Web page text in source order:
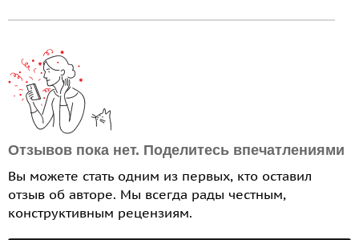
Отзывов пока нет. Поделитесь впечатлениями
Вы можете стать одним из первых, кто оставил
отзыв об авторе. Мы всегда рады честным,
конструктивным рецензиям.